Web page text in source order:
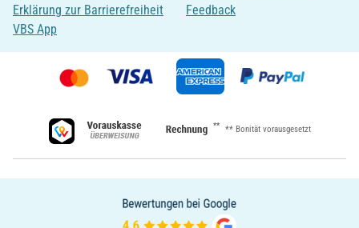
Erklärung zur Barrierefreiheit
VBS App
Feedback
** ** Bonität vorausgesetzt